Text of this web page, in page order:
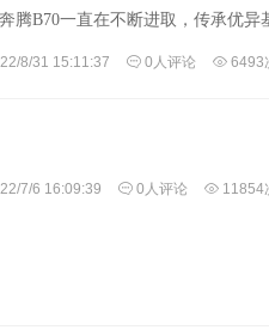
腾B70一直在不断进取，传承优
8/31 15:11:37 0人评论 6493
7/6 16:09:39 0人评论 11854